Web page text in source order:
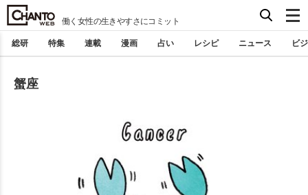
働く女性の生きやすさにコミット
総研 特集 連載 漫画 占い レシピ ニュース ビ
蟹座